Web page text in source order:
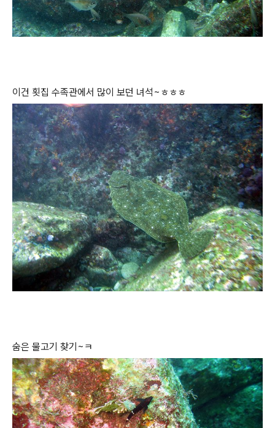
이건 횟집 수족관에서 많이 보던 녀석~ㅎㅎㅎ
숨은 물고기 찾기~ㅋ